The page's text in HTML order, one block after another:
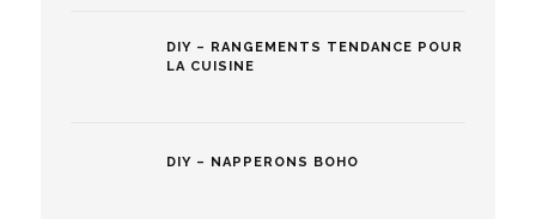
DIY – RANGEMENTS TENDANCE POUR
LA CUISINE
DIY – NAPPERONS BOHO